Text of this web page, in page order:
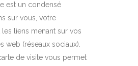
est un condensé
sur vous, votre
liens menant sur vos
web (réseaux sociaux).
de visite vous permet